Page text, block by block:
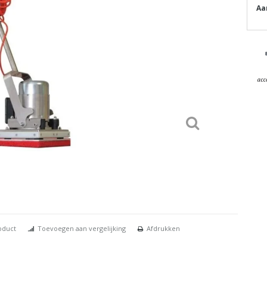
Toevoegen aan vergelijking Afdrukken